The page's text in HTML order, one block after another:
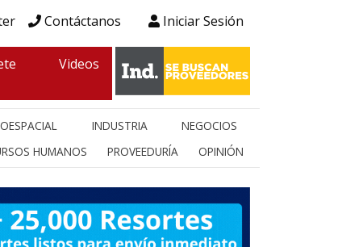
Contáctanos Iniciar Sesión
Videos
INDUSTRIA
NEGOCIOS
HUMANOS PROVEEDURÍA OPINIÓN